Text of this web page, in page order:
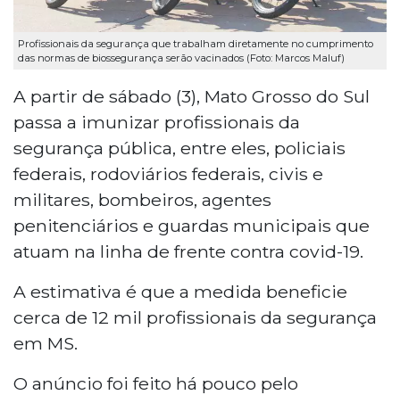
Profissionais da segurança que trabalham diretamente no cumprimento
das normas de biossegurança serão vacinados (Foto: Marcos Maluf)
A partir de sábado (3), Mato Grosso do Sul
passa a imunizar profissionais da
segurança pública, entre eles, policiais
federais, rodoviários federais, civis e
militares, bombeiros, agentes
penitenciários e guardas municipais que
atuam na linha de frente contra covid-19.
A estimativa é que a medida beneficie
cerca de 12 mil profissionais da segurança
em MS.
O anúncio foi feito há pouco pelo